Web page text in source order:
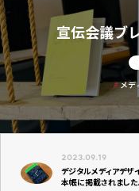
宣伝会議ブ
メデ
2023.09.19
デジタルメディアデザ
本帳に掲載されました